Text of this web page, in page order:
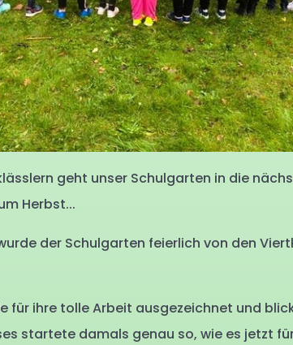
geht unser Schulgarten in die
Herbst...
der Schulgarten feierlich von den
für ihre tolle Arbeit ausgezeichnet und
startete damals genau so, wie es jetzt